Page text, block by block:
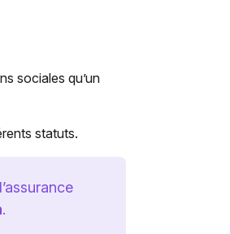
sociales qu’un
statuts.
.